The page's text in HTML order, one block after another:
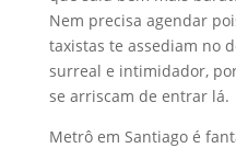
Nem precisa agendar
taxistas te assediam no
surreal e intimidador,
se arriscam de entrar lá.
Metrô em Santiago é